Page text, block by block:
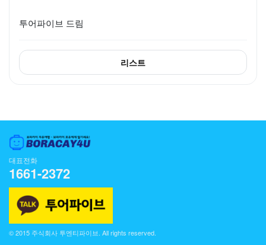
투어파이브 드림
리스트
대표전화
1661-2372
© 2015 주식회사 투엔티파이브. All rights reserved.